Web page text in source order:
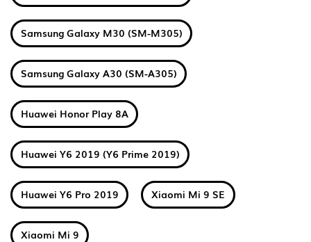
Samsung Galaxy M30 (SM-M305)
Samsung Galaxy A30 (SM-A305)
Huawei Honor Play 8A
Huawei Y6 2019 (Y6 Prime 2019)
Huawei Y6 Pro 2019 Xiaomi Mi 9 SE
Xiaomi Mi 9